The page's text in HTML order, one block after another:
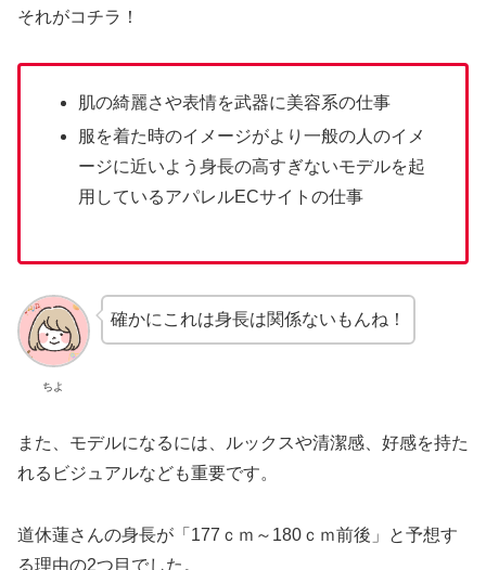
それがコチラ！
肌の綺麗さや表情を武器に美容系の仕事
服を着た時のイメージがより一般の人のイメ
ージに近いよう身長の高すぎないモデルを起
用しているアパレルECサイトの仕事
ちよ
確かにこれは身長は関係ないもんね！
また、モデルになるには、ルックスや清潔感、好感を持た
れるビジュアルなども重要です。
道休蓮さんの身長が「177ｃｍ～180ｃｍ前後」と予想す
る理由の2つ目でした。